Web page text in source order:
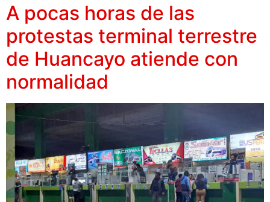
A pocas horas de las
protestas terminal terrestre
de Huancayo atiende con
normalidad